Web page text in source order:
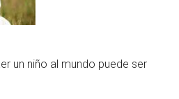
un niño al mundo puede ser